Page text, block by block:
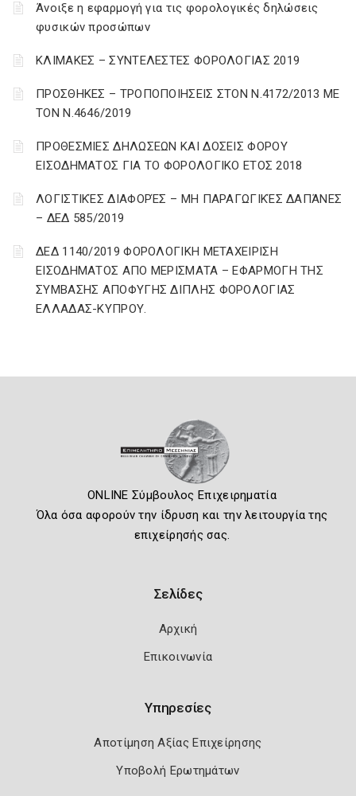
Άνοιξε η εφαρμογή για τις φορολογικές δηλώσεις
φυσικών προσώπων
ΚΛΙΜΑΚΕΣ – ΣΥΝΤΕΛΕΣΤΕΣ ΦΟΡΟΛΟΓΙΑΣ 2019
ΠΡΟΣΘΗΚΕΣ – ΤΡΟΠΟΠΟΙΗΣΕΙΣ ΣΤΟΝ Ν.4172/2013 ΜΕ
ΤΟΝ Ν.4646/2019
ΠΡΟΘΕΣΜΙΕΣ ΔΗΛΩΣΕΩΝ ΚΑΙ ΔΟΣΕΙΣ ΦΟΡΟΥ
ΕΙΣΟΔΗΜΑΤΟΣ ΓΙΑ ΤΟ ΦΟΡΟΛΟΓΙΚΟ ΕΤΟΣ 2018
ΛΟΓΙΣΤΙΚΈΣ ΔΙΑΦΟΡΈΣ – ΜΗ ΠΑΡΑΓΩΓΙΚΈΣ ΔΑΠΆΝΕΣ
– ΔΕΔ 585/2019
ΔΕΔ 1140/2019 ΦΟΡΟΛΟΓΙΚΗ ΜΕΤΑΧΕΙΡΙΣΗ
ΕΙΣΟΔΗΜΑΤΟΣ ΑΠΟ ΜΕΡΙΣΜΑΤΑ – ΕΦΑΡΜΟΓΗ ΤΗΣ
ΣΥΜΒΑΣΗΣ ΑΠΟΦΥΓΗΣ ΔΙΠΛΗΣ ΦΟΡΟΛΟΓΙΑΣ
ΕΛΛΑΔΑΣ-ΚΥΠΡΟΥ.
ONLINE Σύμβουλος Επιχειρηματία
Όλα όσα αφορούν την ίδρυση και την λειτουργία της
επιχείρησής σας.
Σελίδες
Αρχική
Επικοινωνία
Υπηρεσίες
Αποτίμηση Αξίας Επιχείρησης
Υποβολή Ερωτημάτων